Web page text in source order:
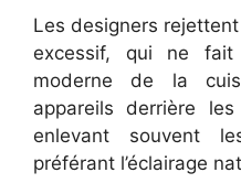
Les designers
excessif, qui ne
moderne de la
appareils derrière
enlevant souvent
préférant l’éclairage